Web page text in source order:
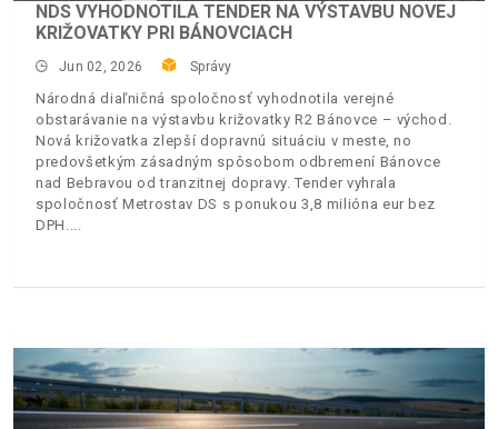
NDS VYHODNOTILA TENDER NA VÝSTAVBU NOVEJ
KRIŽOVATKY PRI BÁNOVCIACH
Jun 02, 2026 Správy
Národná diaľničná spoločnosť vyhodnotila verejné
obstarávanie na výstavbu križovatky R2 Bánovce – východ.
Nová križovatka zlepší dopravnú situáciu v meste, no
predovšetkým zásadným spôsobom odbremení Bánovce
nad Bebravou od tranzitnej dopravy. Tender vyhrala
spoločnosť Metrostav DS s ponukou 3,8 milióna eur bez
DPH.